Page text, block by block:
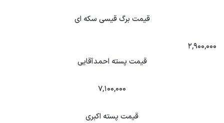
قیمت برگ قیسی سکه ای
۲,۹۰۰,۰۰۰
قیمت پسته احمدآقایی
۷,۱۰۰,۰۰۰
قیمت پسته اکبری